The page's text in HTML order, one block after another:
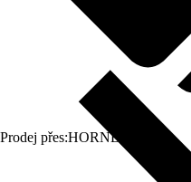
Prodej přes:HORNBACH